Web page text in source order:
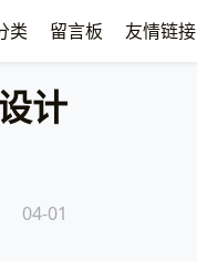
类 留言板 友情链接
计
04-01